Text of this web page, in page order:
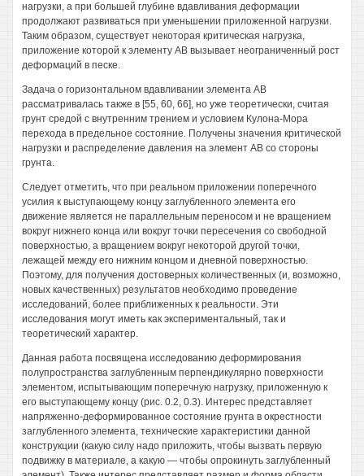
нагрузки, а при большей глубине вдавливания деформации
продолжают развиваться при уменьшении приложенной нагрузки.
Таким образом, существует некоторая критическая нагрузка,
приложение которой к элементу АВ вызывает неограниченный рост
деформаций в песке.
Задача о горизонтальном вдавливании элемента АВ
рассматривалась также в [55, 60, 66], но уже теоретически, считая
грунт средой с внутренним трением и условием Кулона-Мора
перехода в предельное состояние. Получены значения критической
нагрузки и распределение давления на элемент АВ со стороны
грунта.
Следует отметить, что при реальном приложении поперечного
усилия к выступающему концу заглубленного элемента его
движение является не параллельным переносом и не вращением
вокруг нижнего конца или вокруг точки пересечения со свободной
поверхностью, а вращением вокруг некоторой другой точки,
лежащей между его нижним концом и дневной поверхностью.
Поэтому, для получения достоверных количественных (и, возможно,
новых качественных) результатов необходимо проведение
исследований, более приближенных к реальности. Эти
исследования могут иметь как экспериментальный, так и
теоретический характер.
Данная работа посвящена исследованию деформирования
полупространства заглубленным перпендикулярно поверхности
элементом, испытывающим поперечную нагрузку, приложенную к
его выступающему концу (рис. 0.2, 0.3). Интерес представляет
напряженно-деформированное состояние грунта в окрестности
заглубленного элемента, технические характеристики данной
конструкции (какую силу надо приложить, чтобы вызвать первую
подвижку в материале, а какую — чтобы опрокинуть заглубленный